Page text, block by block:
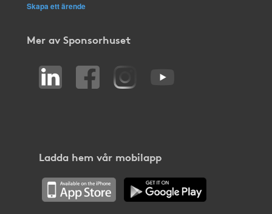
Skapa ett ärende
Mer av Sponsorhuset
Ladda hem vår mobilapp